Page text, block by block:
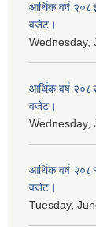
आर्थिक वर्ष
वजेट।
Wednesday,
आर्थिक वर्ष
वजेट।
Wednesday,
आर्थिक वर्ष
वजेट।
Tuesday,